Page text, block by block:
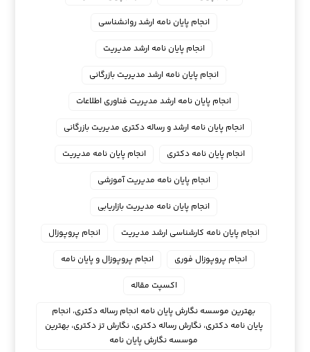
انجام پایان نامه ارشد روانشناسی
انجام پایان نامه ارشد مدیریت
انجام پایان نامه ارشد مدیریت بازرگانی
انجام پایان نامه ارشد مدیریت فناوری اطلاعات
انجام پایان نامه ارشد و رساله دکتری مدیریت بازرگانی
انجام پایان نامه دکتری
انجام پایان نامه مدیریت
انجام پایان نامه مدیریت آموزشی
انجام پایان نامه مدیریت بازاریابی
انجام پایان نامه کارشناسی ارشد مدیریت
انجام پروپوزال
انجام پروپوزال فوری
انجام پروپوزال و پایان نامه
اکسپت مقاله
بهترین موسسه نگارش پایان نامه انجام رساله دکتری، انجام
پایان نامه دکتری، نگارش رساله دکتری، نگارش تز دکتری، بهترین
موسسه نگارش پایان نامه